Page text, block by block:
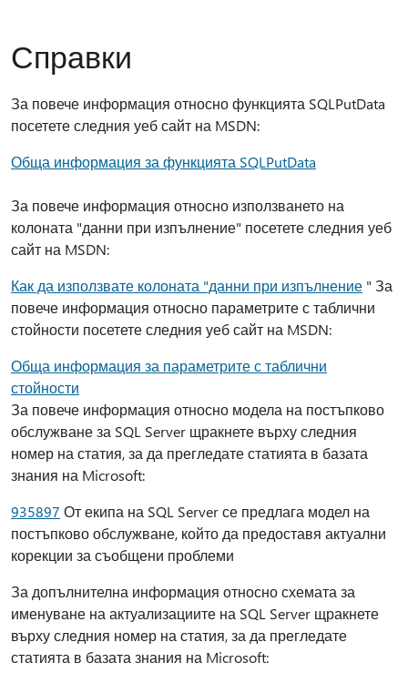
Справки
За повече информация относно функцията SQLPutData
посетете следния уеб сайт на MSDN:
Обща информация за функцията SQLPutData
За повече информация относно използването на
колоната "данни при изпълнение" посетете следния уеб
сайт на MSDN:
Как да използвате колоната "данни при изпълнение " За
повече информация относно параметрите с таблични
стойности посетете следния уеб сайт на MSDN:
Обща информация за параметрите с таблични
стойности
За повече информация относно модела на постъпково
обслужване за SQL Server щракнете върху следния
номер на статия, за да прегледате статията в базата
знания на Microsoft:
935897 От екипа на SQL Server се предлага модел на
постъпково обслужване, който да предоставя актуални
корекции за съобщени проблеми
За допълнителна информация относно схемата за
именуване на актуализациите на SQL Server щракнете
върху следния номер на статия, за да прегледате
статията в базата знания на Microsoft: